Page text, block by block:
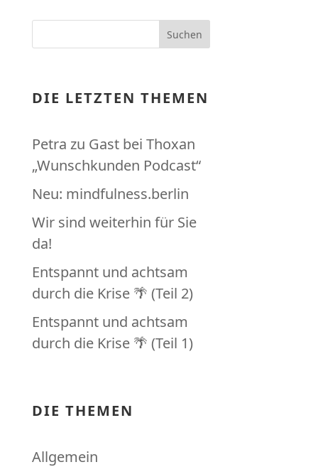
DIE LETZTEN THEMEN
Petra zu Gast bei Thoxan
„Wunschkunden Podcast“
Neu: mindfulness.berlin
Wir sind weiterhin für Sie
da!
Entspannt und achtsam
durch die Krise 🌴 (Teil 2)
Entspannt und achtsam
durch die Krise 🌴 (Teil 1)
DIE THEMEN
Allgemein